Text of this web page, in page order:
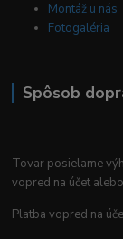
Montáž u nás
Fotogaléria
Spôsob
Tovar posielame
vopred na účet
Platba vopred na